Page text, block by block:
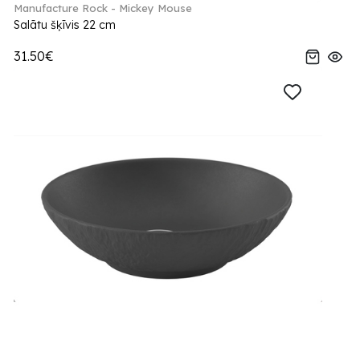
Manufacture Rock - Mickey Mouse
Salātu šķīvis 22 cm
31.50€